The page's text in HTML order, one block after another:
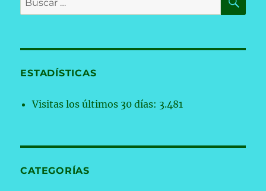
por:
ESTADÍSTICAS
Visitas los últimos 30 días: 3.481
CATEGORÍAS